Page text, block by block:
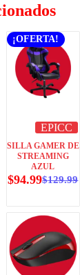
¡OFERTA!
EPICC
SILLA GAMER DE
STREAMING
AZUL
$129.99
$94.99